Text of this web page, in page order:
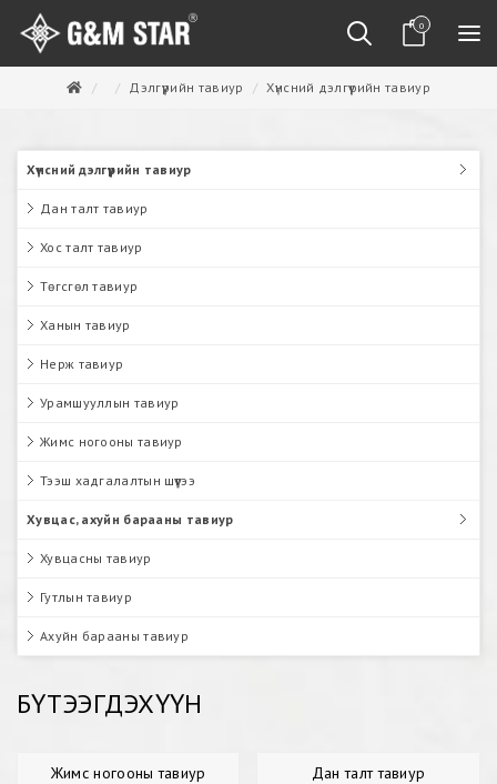
0
Дэлгүүрийн тавиур Хүнсний дэлгүүрийн тавиур
Хүнсний дэлгүүрийн тавиур
Дан талт тавиур
Хос талт тавиур
Төгсгөл тавиур
Ханын тавиур
Нерж тавиур
Урамшууллын тавиур
Жимс ногооны тавиур
Тээш хадгалалтын шүүгээ
Хувцас, ахуйн барааны тавиур
Хувцасны тавиур
Гутлын тавиур
Ахуйн барааны тавиур
БҮТЭЭГДЭХҮҮН
Жимс ногооны тавиур Дан талт тавиур